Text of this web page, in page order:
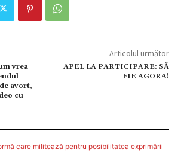
vrea
avort,
cu
Articolul următor
APEL LA PARTICIPARE: SĂ
FIE AGORA!
care militează pentru posibilitatea exprimării